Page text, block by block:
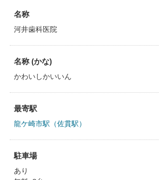
名称
河井歯科医院
名称 (かな)
かわいしかいいん
最寄駅
龍ケ崎市駅（佐貫駅）
駐車場
あり